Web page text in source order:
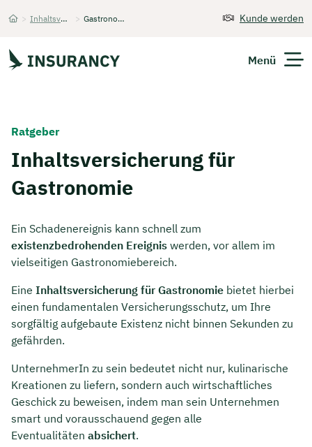
> Inhaltsversicherung > Gastronomie Kunde werden
Menü
Finanzen
Über Uns
Kontakt
Ratgeber
Inhaltsversicherung für
Gastronomie
Ein Schadenereignis kann schnell zum
existenzbedrohenden Ereignis werden, vor allem im
vielseitigen Gastronomiebereich.
Eine Inhaltsversicherung für Gastronomie bietet hierbei
einen fundamentalen Versicherungsschutz, um Ihre
sorgfältig aufgebaute Existenz nicht binnen Sekunden zu
gefährden.
UnternehmerIn zu sein bedeutet nicht nur, kulinarische
Kreationen zu liefern, sondern auch wirtschaftliches
Geschick zu beweisen, indem man sein Unternehmen
smart und vorausschauend gegen alle
Eventualitäten absichert.